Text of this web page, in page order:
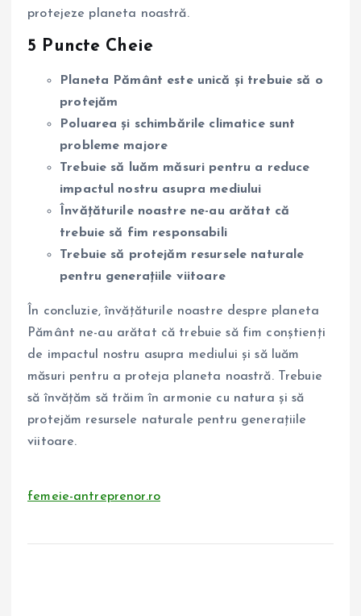
protejeze planeta noastră.
5 Puncte Cheie
Planeta Pământ este unică și trebuie să o
protejăm
Poluarea și schimbările climatice sunt
probleme majore
Trebuie să luăm măsuri pentru a reduce
impactul nostru asupra mediului
Învățăturile noastre ne-au arătat că
trebuie să fim responsabili
Trebuie să protejăm resursele naturale
pentru generațiile viitoare
În concluzie, învățăturile noastre despre planeta
Pământ ne-au arătat că trebuie să fim conștienți
de impactul nostru asupra mediului și să luăm
măsuri pentru a proteja planeta noastră. Trebuie
să învățăm să trăim în armonie cu natura și să
protejăm resursele naturale pentru generațiile
viitoare.
femeie-antreprenor.ro